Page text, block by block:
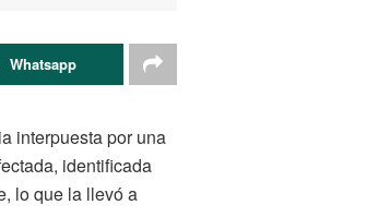
Whatsapp
interpuesta por una
identificada
lo que la llevó a